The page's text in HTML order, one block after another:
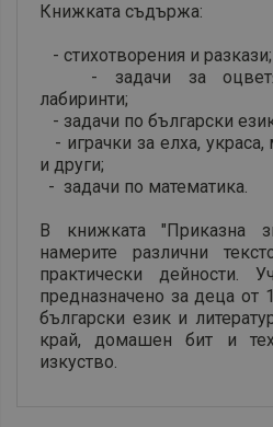
Книжката съдържа:
- стихотворения и разкази;
- задачи за
лабиринти;
- задачи по български
- играчки за елха,
и други;
- задачи по математика.
В книжката "Приказна
намерите различни
практически дейности.
предназначено за деца от
български език и
край, домашен бит и
изкуство.